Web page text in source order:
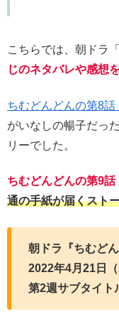
こちらでは、朝ドラ
じのネタバレや感想
ちむどんどんの第8話
がいなしの暢子だっ
リーでした。
ちむどんどんの第9話
通の手紙が届くスト
朝ドラ『ちむどん
2022年4月21日
第2週サブタイト